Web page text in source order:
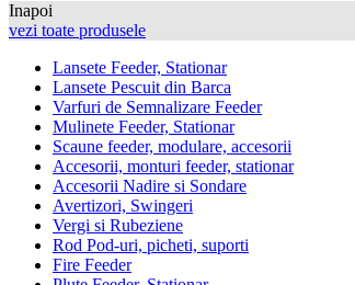
Inapoi
vezi toate produsele
Lansete Feeder, Stationar
Lansete Pescuit din Barca
Varfuri de Semnalizare Feeder
Mulinete Feeder, Stationar
Scaune feeder, modulare, accesorii
Accesorii, monturi feeder, stationar
Accesorii Nadire si Sondare
Avertizori, Swingeri
Vergi si Rubeziene
Rod Pod-uri, picheti, suporti
Fire Feeder